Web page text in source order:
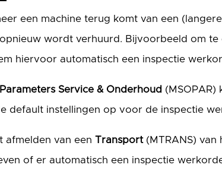
een machine terug komt van een
wordt verhuurd. Bijvoorbeeld om
hiervoor automatisch een inspectie
Parameters Service & Onderhoud
default instellingen op voor de inspectie
afmelden van eenTransport(MTRANS) van
of er automatisch een inspectie